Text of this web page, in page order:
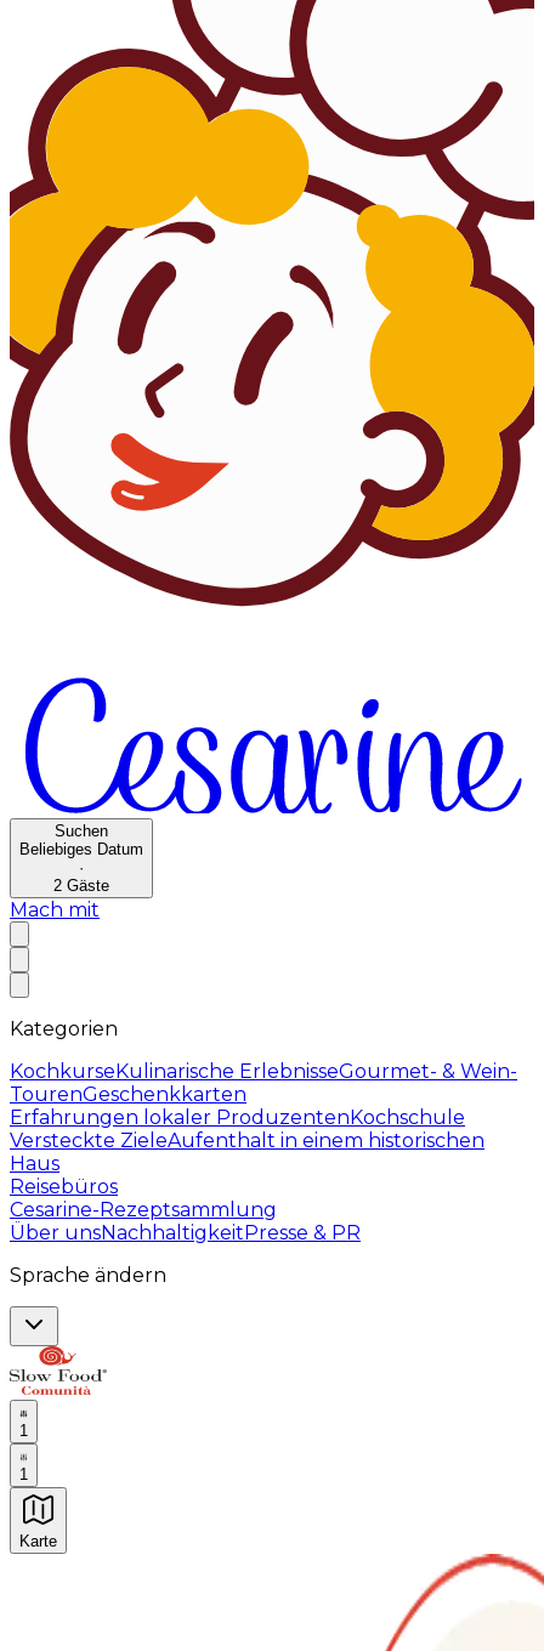
Suchen
Beliebiges Datum
·
2 Gäste
Mach mit
Kategorien
KochkurseKulinarische ErlebnisseGourmet- & Wein-
TourenGeschenkkarten
Erfahrungen lokaler ProduzentenKochschule
Versteckte ZieleAufenthalt in einem historischen
Haus
Reisebüros
Cesarine-Rezeptsammlung
Über unsNachhaltigkeitPresse & PR
Sprache ändern
1
1
Karte
Unvergessliche kulinarische Erlebnisse: